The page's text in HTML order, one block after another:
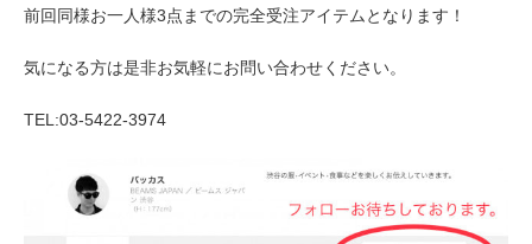
前回同様お一人様3点までの完全受注アイテムとなります！
気になる方は是非お気軽にお問い合わせください。
TEL:03-5422-3974